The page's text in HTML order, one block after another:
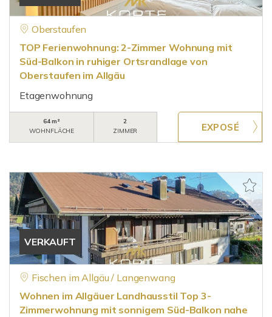
Oberstaufen
TOP Ferienwohnung: 2-Zimmer Wohnung mit
Süd-Balkon in ruhiger Ortsrandlage von
Oberstaufen im Allgäu
Etagenwohnung
64 m²
WOHNFLÄCHE
2
ZIMMER
VERKAUFT
Fischen im Allgäu / Langenwang
Wohnen im Allgäuer Landhausstil Top 3-
Zimmerwohnung mit sonnigem Süd-Balkon nahe